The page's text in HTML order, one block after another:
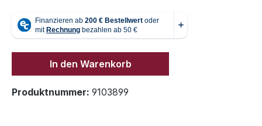
In den Warenkorb
Produktnummer: 9103899